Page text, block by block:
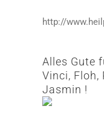
http://
Alles Gute
Vinci, Floh,
Jasmin !